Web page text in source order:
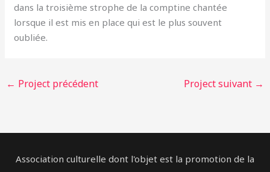
dans la troisième strophe de la comptine chantée
lorsque il est mis en place qui est le plus souvent
oubliée.
← Project précédent Project suivant →
Association culturelle dont l'objet est la promotion de la